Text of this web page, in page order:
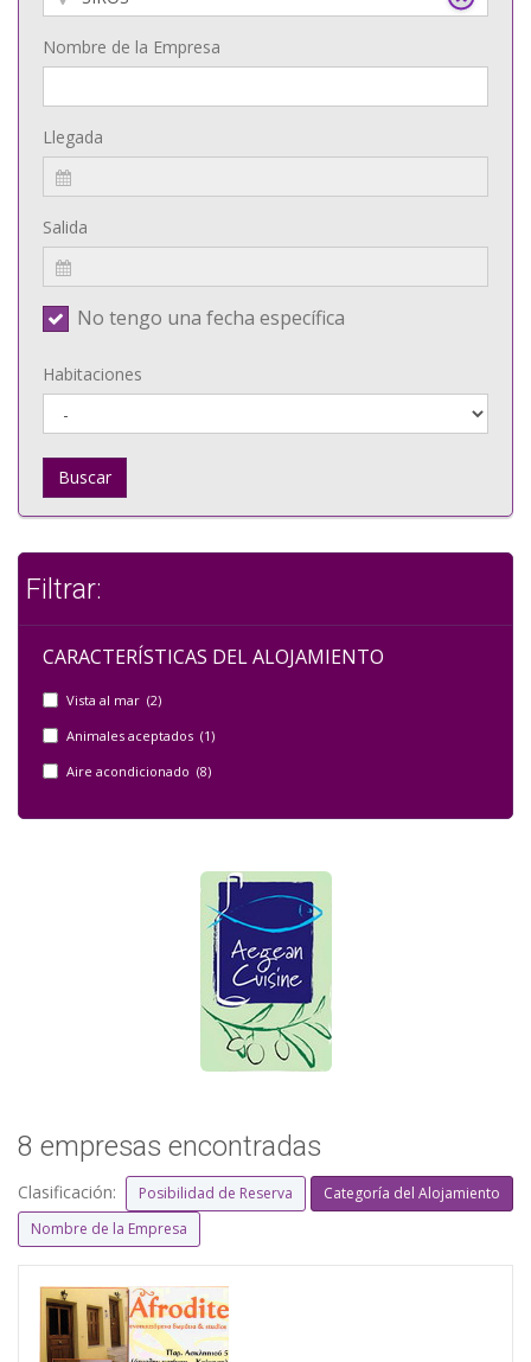
Nombre de la Empresa
Llegada
Salida
No tengo una fecha específica
Habitaciones
Buscar
Filtrar:
CARACTERÍSTICAS DEL ALOJAMIENTO
Vista al mar (2)
Animales aceptados (1)
Aire acondicionado (8)
8 empresas encontradas
Clasificación: Posibilidad de Reserva
Categoría del Alojamiento
Nombre de la Empresa